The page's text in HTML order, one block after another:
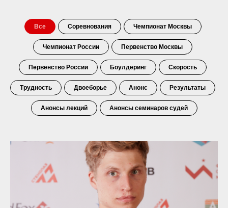
Все Соревнования Чемпионат Москвы
Чемпионат России Первенство Москвы
Первенство России Боулдеринг Скорость
Трудность Двоеборье Анонс Результаты
Анонсы лекций Анонсы семинаров судей